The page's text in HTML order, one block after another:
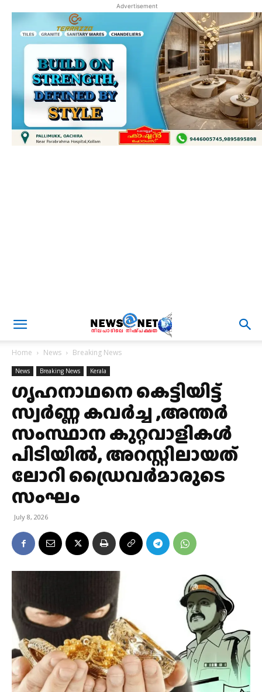
Advertisement
Home News Breaking News
News Breaking News Kerala
ഗൃഹനാഥനെ കെട്ടിയിട്ട്
സ്വർണ്ണ കവർച്ച ,അന്തർ
സംസ്ഥാന കുറ്റവാളികൾ
പിടിയിൽ, അറസ്റ്റിലായത്
ലോറി ഡ്രൈവർമാരുടെ
സംഘം
July 8, 2026